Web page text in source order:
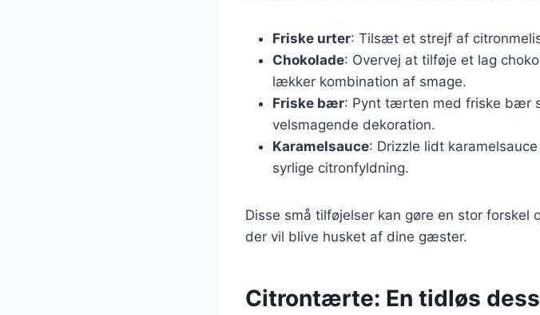
Friske urter: Tilsæt et strejf af
Chokolade: Overvej at tilføje et lag
lækker kombination af smage.
Friske bær: Pynt tærten med friske bær
velsmagende dekoration.
Karamelsauce: Drizzle lidt
syrlige citronfyldning.
Disse små tilføjelser kan gøre en stor
der vil blive husket af dine gæster.
Citrontærte: En tidløs